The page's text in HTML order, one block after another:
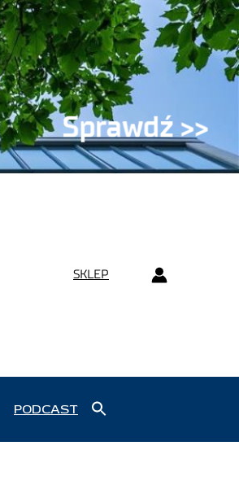
SKLEP
PODCAST